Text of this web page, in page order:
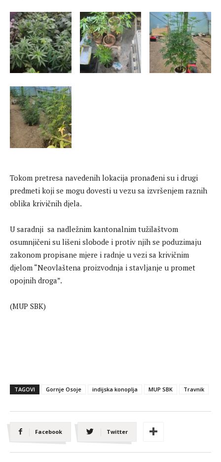
Tokom pretresa navedenih lokacija pronađeni su i drugi
predmeti koji se mogu dovesti u vezu sa izvršenjem raznih
oblika krivičnih djela.
U saradnji sa nadležnim kantonalnim tužilaštvom
osumnjičeni su lišeni slobode i protiv njih se poduzimaju
zakonom propisane mjere i radnje u vezi sa krivičnim
djelom “Neovlaštena proizvodnja i stavljanje u promet
opojnih droga”.
(MUP SBK)
TAGOVI Gornje Osoje indijska konoplja MUP SBK Travnik
Facebook Twitter